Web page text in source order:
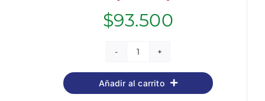
$93.500
Ley
41/2002,
de
Añadir al carrito